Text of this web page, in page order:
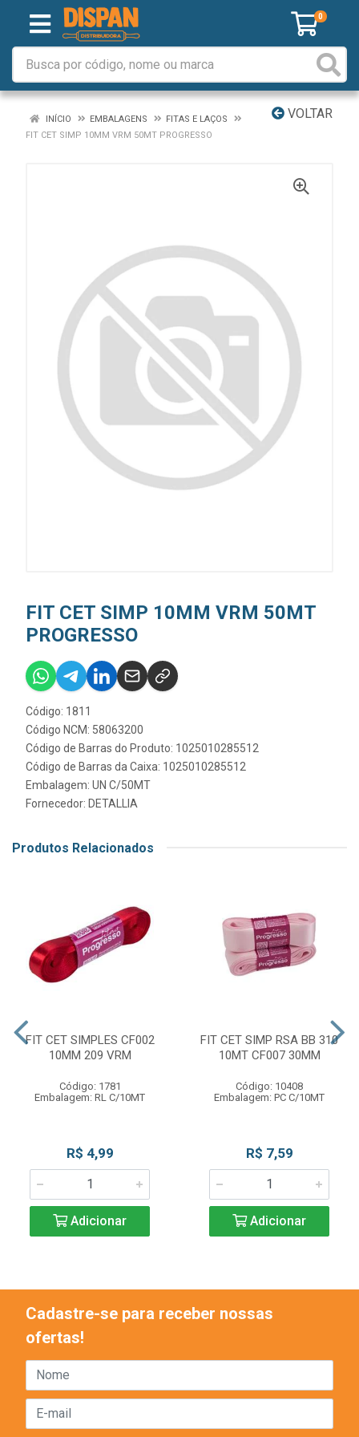
0
VOLTAR
INÍCIO EMBALAGENS
FITAS E LAÇOS
FIT CET SIMP 10MM VRM 50MT PROGRESSO
FIT CET SIMP 10MM VRM 50MT
PROGRESSO
Código: 1811
Código NCM: 58063200
Código de Barras do Produto: 1025010285512
Código de Barras da Caixa: 1025010285512
Embalagem: UN C/50MT
Fornecedor: DETALLIA
Produtos Relacionados
FIT CET SIMPLES CF002
10MM 209 VRM
Código: 1781
Embalagem: RL C/10MT
R$ 4,99
Adicionar
FIT CET SIMP RSA BB 310
10MT CF007 30MM
Código: 10408
Embalagem: PC C/10MT
R$ 7,59
Adicionar
Cadastre-se para receber nossas
ofertas!